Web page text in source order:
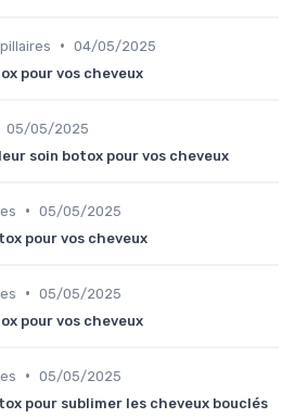
• 04/05/2025
pour vos cheveux
05/05/2025
soin botox pour vos cheveux
• 05/05/2025
pour vos cheveux
• 05/05/2025
pour vos cheveux
• 05/05/2025
pour sublimer les cheveux bouclés